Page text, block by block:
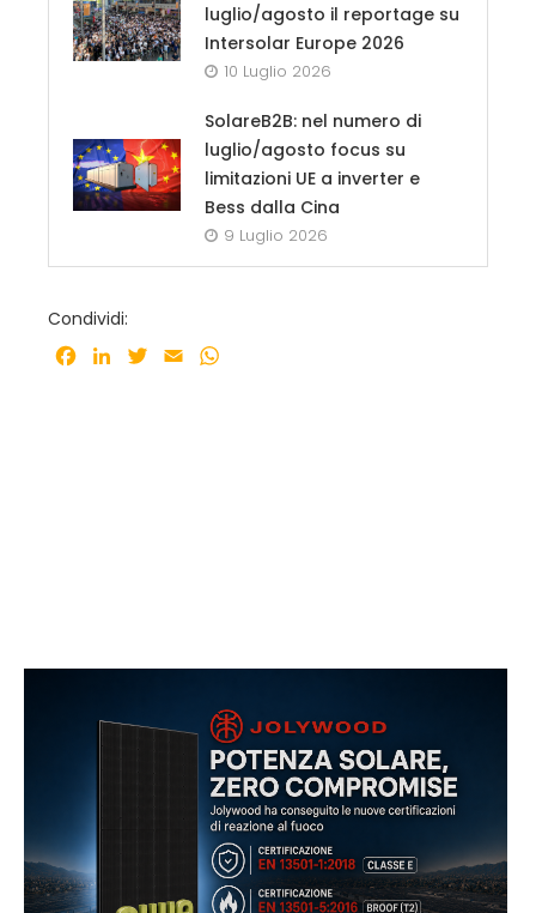
luglio/agosto il reportage su
Intersolar Europe 2026
10 Luglio 2026
SolareB2B: nel numero di
luglio/agosto focus su
limitazioni UE a inverter e
Bess dalla Cina
9 Luglio 2026
Condividi:
Facebook
LinkedInTwitter
Email